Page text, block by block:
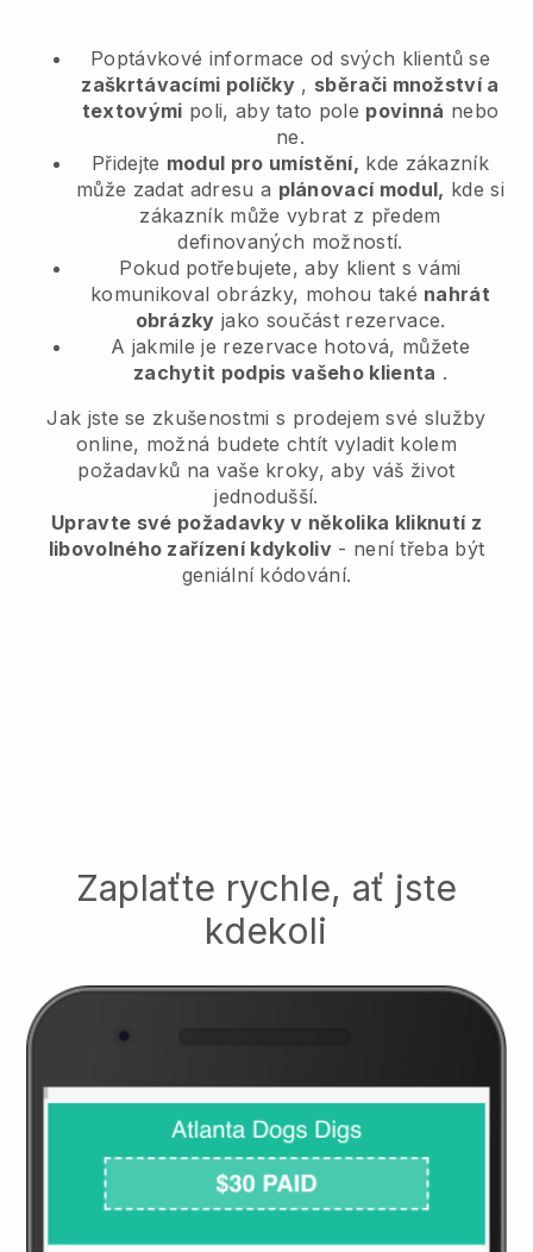
Poptávkové informace od svých klientů se
zaškrtávacími políčky , sběrači množství a
textovými poli, aby tato pole povinná nebo
ne.
Přidejte modul pro umístění, kde zákazník
může zadat adresu a plánovací modul, kde si
zákazník může vybrat z předem
definovaných možností.
Pokud potřebujete, aby klient s vámi
komunikoval obrázky, mohou také nahrát
obrázky jako součást rezervace.
A jakmile je rezervace hotová, můžete
zachytit podpis vašeho klienta .
Jak jste se zkušenostmi s prodejem své služby
online, možná budete chtít vyladit kolem
požadavků na vaše kroky, aby váš život
jednodušší.
Upravte své požadavky v několika kliknutí z
libovolného zařízení kdykoliv- není třeba být
geniální kódování.
Zaplaťte rychle, ať jste
kdekoli